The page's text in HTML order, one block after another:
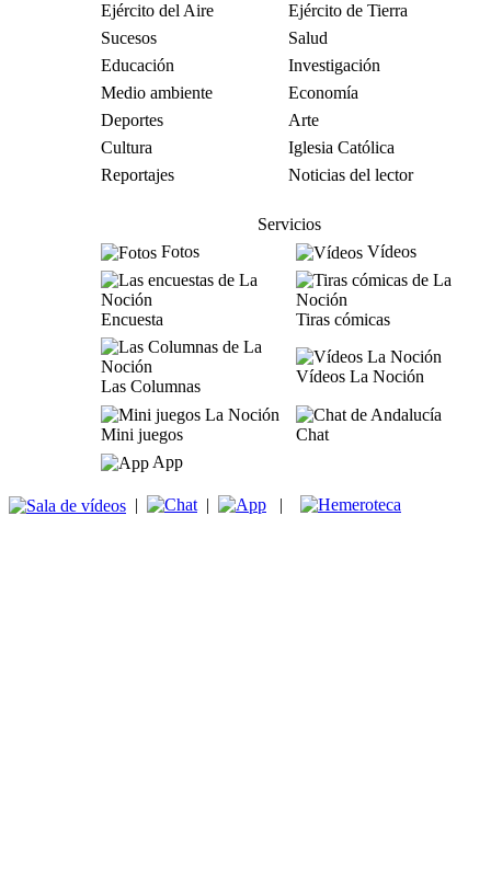
Ejército del Aire
Ejército de Tierra
Sucesos
Salud
Educación
Investigación
Medio ambiente
Economía
Deportes
Arte
Cultura
Iglesia Católica
Reportajes
Noticias del lector
Servicios
Fotos
Vídeos
Encuesta Tiras cómicas
Las Columnas
Vídeos La Noción
Mini juegos
Chat
App
| | |